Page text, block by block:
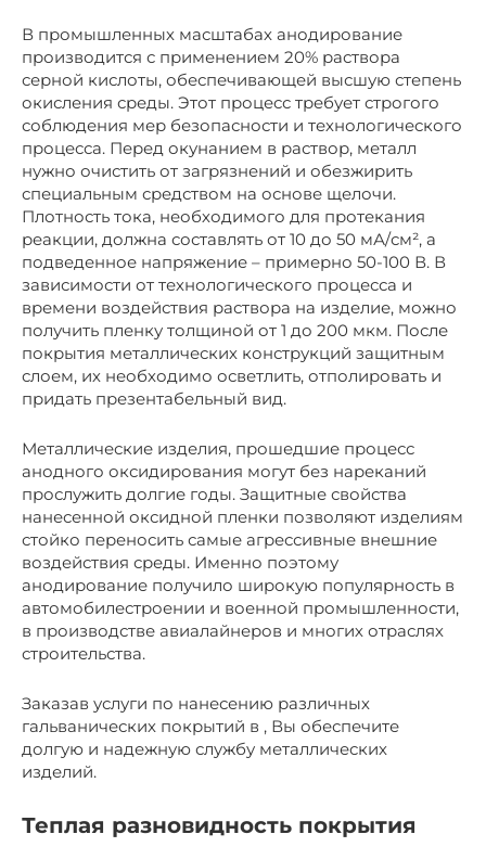
В промышленных масштабах анодирование
производится с применением 20% раствора
серной кислоты, обеспечивающей высшую степень
окисления среды. Этот процесс требует строгого
соблюдения мер безопасности и технологического
процесса. Перед окунанием в раствор, металл
нужно очистить от загрязнений и обезжирить
специальным средством на основе щелочи.
Плотность тока, необходимого для протекания
реакции, должна составлять от 10 до 50 мА/см², а
подведенное напряжение – примерно 50-100 В. В
зависимости от технологического процесса и
времени воздействия раствора на изделие, можно
получить пленку толщиной от 1 до 200 мкм. После
покрытия металлических конструкций защитным
слоем, их необходимо осветлить, отполировать и
придать презентабельный вид.
Металлические изделия, прошедшие процесс
анодного оксидирования могут без нареканий
прослужить долгие годы. Защитные свойства
нанесенной оксидной пленки позволяют изделиям
стойко переносить самые агрессивные внешние
воздействия среды. Именно поэтому
анодирование получило широкую популярность в
автомобилестроении и военной промышленности,
в производстве авиалайнеров и многих отраслях
строительства.
Заказав услуги по нанесению различных
гальванических покрытий в , Вы обеспечите
долгую и надежную службу металлических
изделий.
Теплая разновидность покрытия